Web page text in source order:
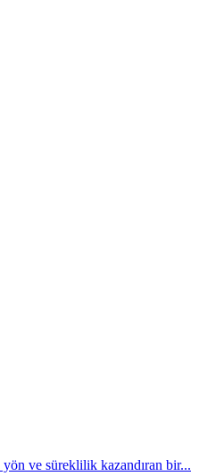
yön ve süreklilik kazandıran bir...